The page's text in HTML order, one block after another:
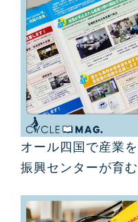
オール四国で産業
振興センターが育